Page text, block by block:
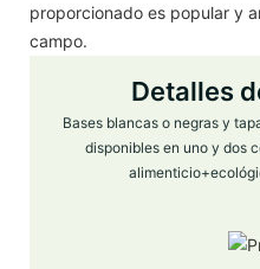
proporcionado es popular y
campo.
Detalles
Bases blancas o negras y
disponibles en uno y dos